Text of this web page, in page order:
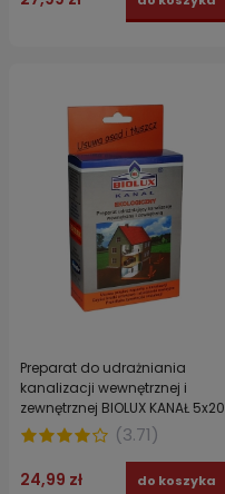
Preparat do udrażniania
kanalizacji wewnętrznej i
zewnętrznej BIOLUX KANAŁ 5x20
g
(3.71)
24,99 zł do koszyka